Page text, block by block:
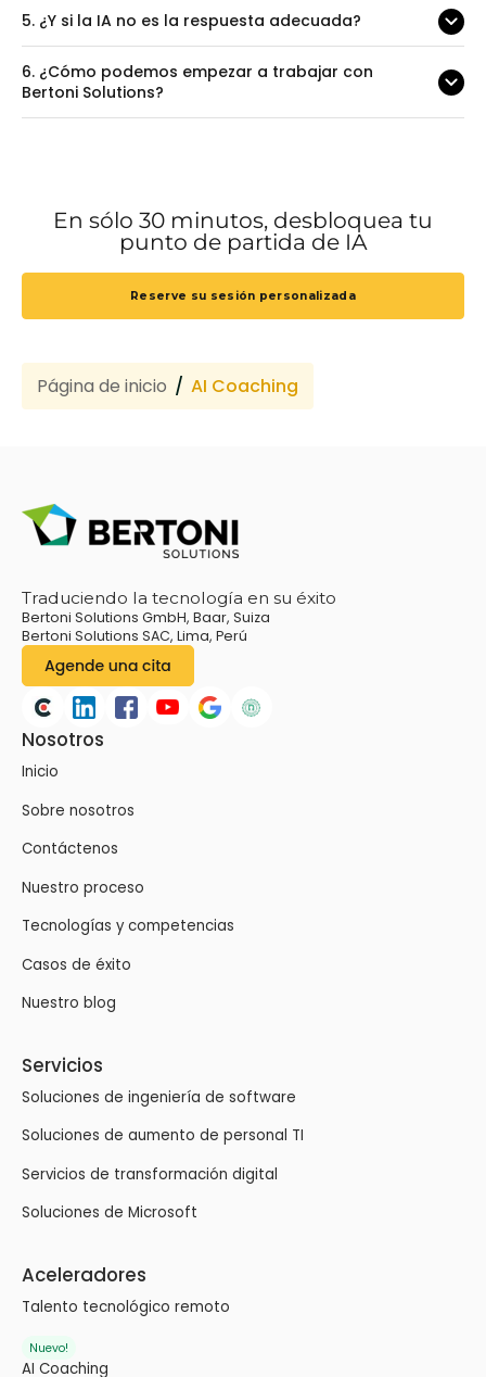
5. ¿Y si la IA no es la respuesta adecuada?
6. ¿Cómo podemos empezar a trabajar con
Bertoni Solutions?
En sólo 30 minutos, desbloquea tu
punto de partida de IA
Reserve su sesión personalizada
Página de inicio AI Coaching
Traduciendo la tecnología en su éxito
Bertoni Solutions GmbH, Baar, Suiza
Bertoni Solutions SAC, Lima, Perú
Nosotros
Inicio
Sobre nosotros
Contáctenos
Nuestro proceso
Tecnologías y competencias
Casos de éxito
Nuestro blog
Servicios
Soluciones de ingeniería de software
Soluciones de aumento de personal TI
Servicios de transformación digital
Soluciones de Microsoft
Aceleradores
Talento tecnológico remoto
Nuevo!
AI Coaching